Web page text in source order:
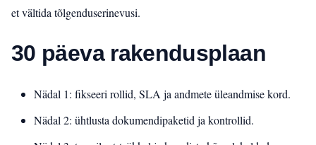
et vältida tõlgenduserinevusi.
30 päeva rakendusplaan
Nädal 1: fikseeri rollid, SLA ja andmete üleandmise kord.
Nädal 2: ühtlusta dokumendipaketid ja kontrollid.